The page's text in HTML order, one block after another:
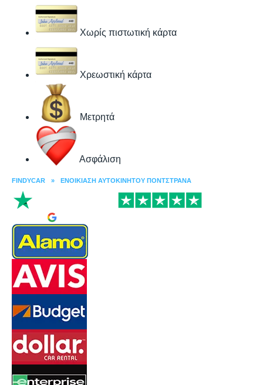
Χωρίς πιστωτική κάρτα
Χρεωστική κάρτα
Μετρητά
Ασφάλιση
FINDYCAR » ΕΝΟΙΚΊΑΣΗ ΑΥΤΟΚΙΝΉΤΟΥ ΠΟΝΤΣΤΡΆΝΑ